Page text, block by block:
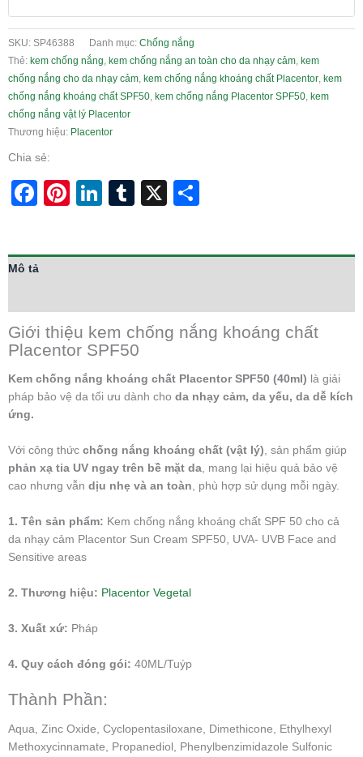
SKU: SP46388 Danh mục: Chống nắng
Thẻ: kem chống nắng, kem chống nắng an toàn cho da nhạy cảm, kem
chống nắng cho da nhạy cảm, kem chống nắng khoáng chất Placentor, kem
chống nắng khoáng chất SPF50, kem chống nắng Placentor SPF50, kem
chống nắng vật lý Placentor
Thương hiệu: Placentor
Chia sẻ:
Facebook
Pinterest
LinkedIn
Tumblr
X
Mô tả
Giới thiệu kem chống nắng khoáng chất
Placentor SPF50
Kem chống nắng khoáng chất Placentor SPF50 (40ml) là giải
pháp bảo vệ da tối ưu dành cho da nhạy cảm, da yếu, da dễ kích
ứng.
Với công thức chống nắng khoáng chất (vật lý), sản phẩm giúp
phản xạ tia UV ngay trên bề mặt da, mang lại hiệu quả bảo vệ
cao nhưng vẫn dịu nhẹ và an toàn, phù hợp sử dụng mỗi ngày.
1. Tên sản phẩm: Kem chống nắng khoáng chất SPF 50 cho cả
da nhạy cảm Placentor Sun Cream SPF50, UVA- UVB Face and
Sensitive areas
2. Thương hiệu: Placentor Vegetal
3. Xuất xứ: Pháp
4. Quy cách đóng gói: 40ML/Tuýp
Thành Phần:
Aqua, Zinc Oxide, Cyclopentasiloxane, Dimethicone, Ethylhexyl
Methoxycinnamate, Propanediol, Phenylbenzimidazole Sulfonic